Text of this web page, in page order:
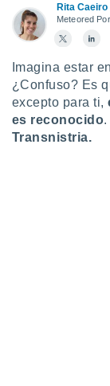
y análisis
así como
perfil
y
en
Rita Caeiro
Meteored
Imagina estar
¿Confuso? Es
excepto para ti,
es reconocido
Transnistria.